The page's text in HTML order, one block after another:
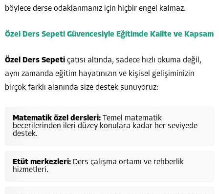
böylece derse odaklanmanız için hiçbir engel kalmaz.
Özel Ders Sepeti Güvencesiyle Eğitimde Kalite ve Kapsam
Özel Ders Sepeti çatısı altında, sadece hızlı okuma değil,
aynı zamanda eğitim hayatınızın ve kişisel gelişiminizin
birçok farklı alanında size destek sunuyoruz:
Matematik özel dersleri: Temel matematik
becerilerinden ileri düzey konulara kadar her seviyede
destek.
Etüt merkezleri: Ders çalışma ortamı ve rehberlik
hizmetleri.